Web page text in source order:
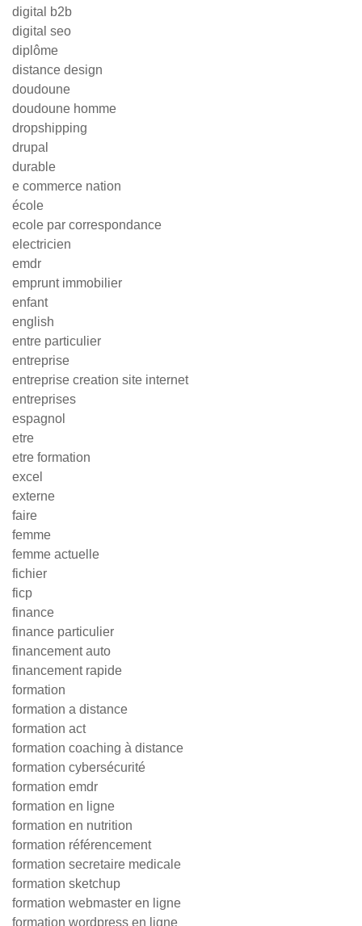
digital b2b
digital seo
diplôme
distance design
doudoune
doudoune homme
dropshipping
drupal
durable
e commerce nation
école
ecole par correspondance
electricien
emdr
emprunt immobilier
enfant
english
entre particulier
entreprise
entreprise creation site internet
entreprises
espagnol
etre
etre formation
excel
externe
faire
femme
femme actuelle
fichier
ficp
finance
finance particulier
financement auto
financement rapide
formation
formation a distance
formation act
formation coaching à distance
formation cybersécurité
formation emdr
formation en ligne
formation en nutrition
formation référencement
formation secretaire medicale
formation sketchup
formation webmaster en ligne
formation wordpress en ligne